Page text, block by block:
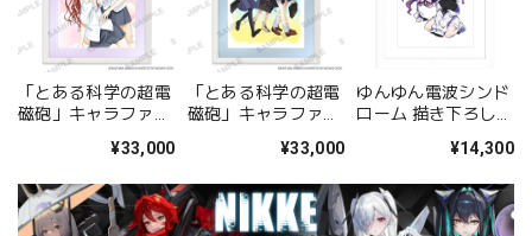
「とある科学の超電
磁砲」キャラファイ
¥33,000
「とある科学の超電
磁砲」キャラファイ
¥33,000
ゆんゆん電波シンド
ローム 描き下ろしキ
（Qちゃん&ゆんゆ
¥14,300